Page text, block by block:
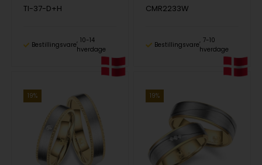
TI-37-D+H
Bestillingsvare
10-14
hverdage
CMR2233W
Bestillingsvare
7-10
hverdage
19% 19%